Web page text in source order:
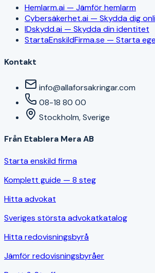
Hemlarm.ai — Jämför hemlarm
Cybersäkerhet.ai — Skydda dig
IDskydd.ai — Skydda din identitet
StartaEnskildFirma.se — Starta
Kontakt
info@allaforsakringar.com
08-18 80 00
Stockholm, Sverige
Från Etablera Mera AB
Starta enskild firma
Komplett guide — 8 steg
Hitta advokat
Sveriges största advokatkatalog
Hitta redovisningsbyrå
Jämför redovisningsbyråer